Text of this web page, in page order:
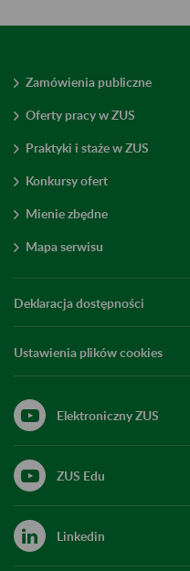
Zamówienia publiczne
Oferty pracy w ZUS
Praktyki i staże w ZUS
Konkursy ofert
Mienie zbędne
Mapa serwisu
Deklaracja dostępności
Ustawienia plików cookies
Elektroniczny ZUS
ZUS Edu
Linkedin